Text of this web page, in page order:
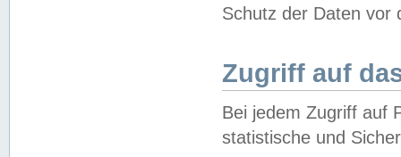
Schutz der Daten vor
Zugriff auf
Bei jedem Zugriff auf
statistische und